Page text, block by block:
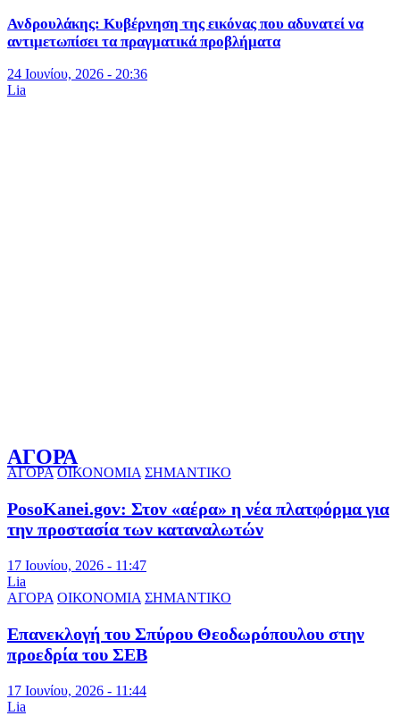
Ανδρουλάκης: Κυβέρνηση της εικόνας που αδυνατεί να
αντιμετωπίσει τα πραγματικά προβλήματα
24 Ιουνίου, 2026 - 20:36
Lia
ΑΓΟΡΑ
ΑΓΟΡΑ ΟΙΚΟΝΟΜΙΑ ΣΗΜΑΝΤΙΚΟ
PosoKanei.gov: Στον «αέρα» η νέα πλατφόρμα για
την προστασία των καταναλωτών
17 Ιουνίου, 2026 - 11:47
Lia
ΑΓΟΡΑ ΟΙΚΟΝΟΜΙΑ ΣΗΜΑΝΤΙΚΟ
Επανεκλογή του Σπύρου Θεοδωρόπουλου στην
προεδρία του ΣΕΒ
17 Ιουνίου, 2026 - 11:44
Lia